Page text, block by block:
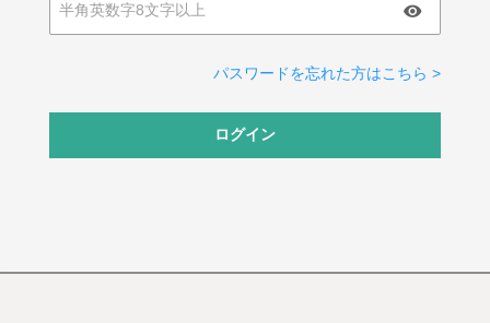
パスワードを忘れた方はこちら >
ログイン